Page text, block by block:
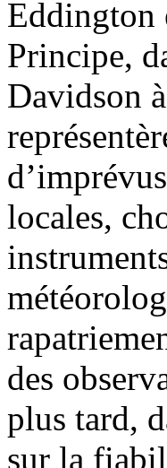
Eddington
Principe,
Davidson
locales,
des
plus tard,
sur la